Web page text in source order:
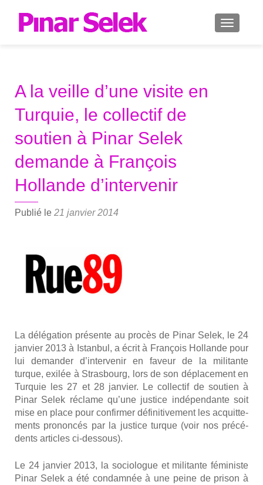
A la veille d’une visite en
Turquie, le collectif de
soutien à Pinar Selek
demande à François
Hollande d’intervenir
Publié le 21 janvier 2014
La délé­ga­tion pré­sente au pro­cès de Pinar Selek, le 24
jan­vier 2013 à Istan­bul, a écrit à Fran­çois Hol­lande pour
lui deman­der d’intervenir en faveur de la mili­tante
turque, exi­lée à Stras­bourg, lors de son dépla­ce­ment en
Tur­quie les 27 et 28 jan­vier. Le col­lec­tif de sou­tien à
Pinar Selek réclame qu’une jus­tice indé­pen­dante soit
mise en place pour confir­mer défi­ni­ti­ve­ment les acquit­te­
ments pro­non­cés par la jus­tice turque (voir nos pré­cé­
dents articles ci-des­sous).
Le 24 jan­vier 2013, la socio­logue et mili­tante fémi­niste
Pinar Selek a été condam­née à une peine de pri­son à